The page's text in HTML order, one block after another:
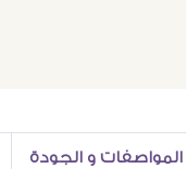
المواصفات و الجودة